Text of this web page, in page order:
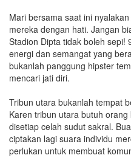
Mari bersama saat ini
mereka dengan hati. Jangan
Stadion Dipta tidak boleh sepi!
energi dan semangat yang
bukanlah panggung hipster
mencari jati diri.
Tribun utara bukanlah tempat
Karen tribun utara butuh
disetiap celah sudut sakral.
ciptakan lagi suara individu
perlukan untuk membuat